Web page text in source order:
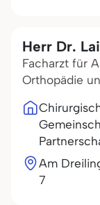
Herr Dr.
Facharzt für
Orthopädie
Am
7